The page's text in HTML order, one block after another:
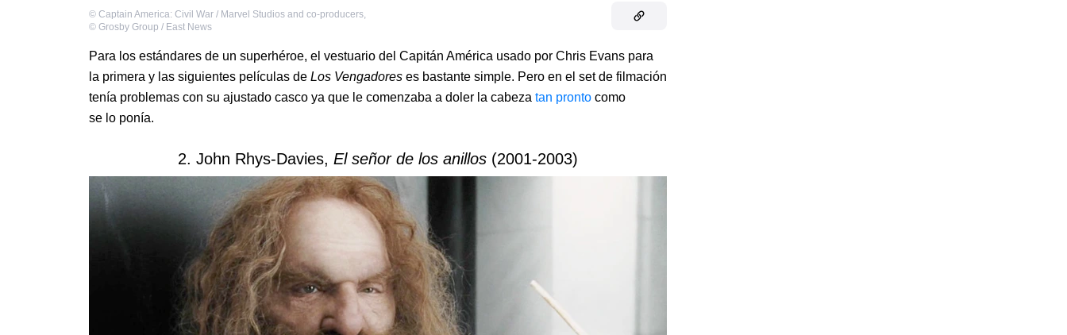
© Captain America: Civil War / Marvel Studios and co-producers,
© Grosby Group / East News
Para los estándares de un superhéroe, el vestuario del Capitán América usado por Chris Evans para
la primera y las siguientes películas de Los Vengadores es bastante simple. Pero en el set de filmación
tenía problemas con su ajustado casco ya que le comenzaba a doler la cabeza tan pronto como
se lo ponía.
2. John Rhys-Davies, El señor de los anillos (2001-2003)